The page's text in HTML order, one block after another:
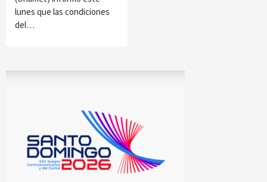
lunes que las condiciones
del…